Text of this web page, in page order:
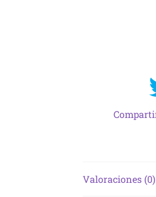
Valoraciones (0)